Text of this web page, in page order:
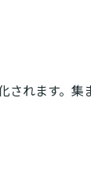
されます。集